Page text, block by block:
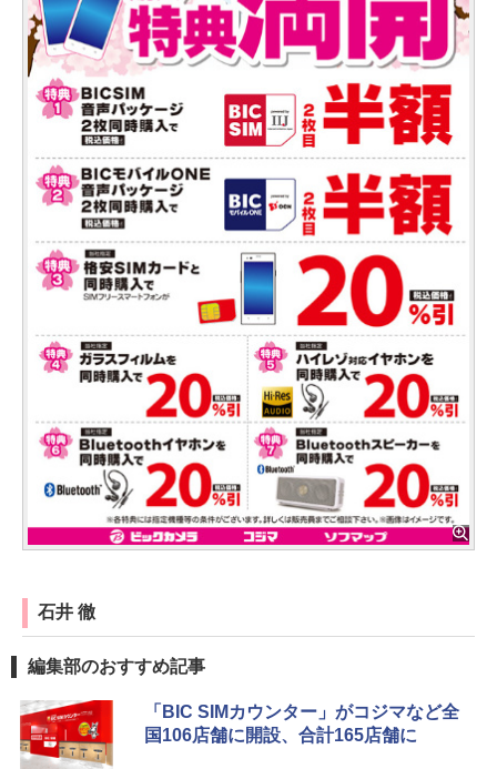
石井 徹
編集部のおすすめ記事
「BIC SIMカウンター」がコジマなど全
国106店舗に開設、合計165店舗に